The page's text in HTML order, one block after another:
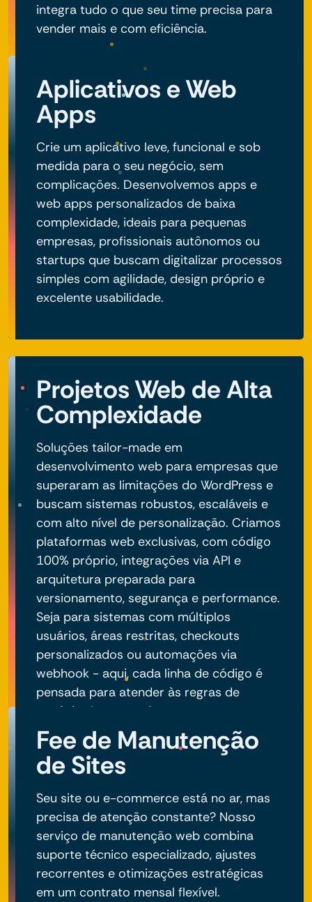
integra tudo o que seu time precisa para
vender mais e com eficiência.
Aplicativos e Web
Apps
Crie um aplicativo leve, funcional e sob
medida para o seu negócio, sem
complicações. Desenvolvemos apps e
web apps personalizados de baixa
complexidade, ideais para pequenas
empresas, profissionais autônomos ou
startups que buscam digitalizar processos
simples com agilidade, design próprio e
excelente usabilidade.
Projetos Web de Alta
Complexidade
Soluções tailor-made em
desenvolvimento web para empresas que
superaram as limitações do WordPress e
buscam sistemas robustos, escaláveis e
com alto nível de personalização. Criamos
plataformas web exclusivas, com código
100% próprio, integrações via API e
arquitetura preparada para
versionamento, segurança e performance.
Seja para sistemas com múltiplos
usuários, áreas restritas, checkouts
personalizados ou automações via
webhook - aqui, cada linha de código é
pensada para atender às regras de
negócio do seu projeto.
Fee de Manutenção
de Sites
Seu site ou e-commerce está no ar, mas
precisa de atenção constante? Nosso
serviço de manutenção web combina
suporte técnico especializado, ajustes
recorrentes e otimizações estratégicas
em um contrato mensal flexível.